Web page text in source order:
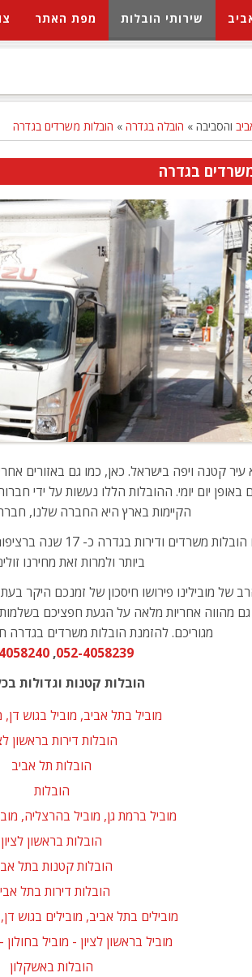
שירותי הובלות מפת האתר
והסביבה » הובלה בגדרה » הובלות משרדים בגדרה
בגדרה
עיר קטנה ויפה בישראל. כאן, כמו גם באזורים
באופן יום יומי. ההובלות הללו נעשות על ידי
הקיימות בארץ היא החברה שלנו,
אנו מבצעים הובלות
ביותר ולמרות זאת מחירנו
הרב של מובילינו פירושו חיסכון של זמנכם
גם מהווה אחריות מלאה על הגעת חפציכם
מגוריכם. להזמנת הובלות משרדים בגדרה
052-4058239
,
הובלות קטנות וגדולות
מוביל בתל אביב, מוביל בגוש דן,
הובלות דירות בראשון
הובלות תל אביב
הובלות
מוביל ברמת גן, מוביל בהרצליה,
הובלות בראשון לציון
הובלות קטנות בתל
הובלות דירות בתל
מובילים בתל אביב, מובילים בגוש
מוביל בראשון לציון - מוביל
הובלות באשקלון